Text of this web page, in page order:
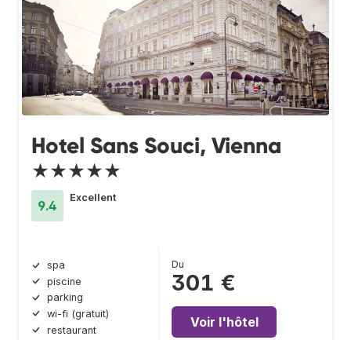
Hotel Sans Souci, Vienna
★★★★★
9.4
Excellent
spa
piscine
parking
wi-fi (gratuit)
restaurant
Du
301 €
Voir l'hôtel